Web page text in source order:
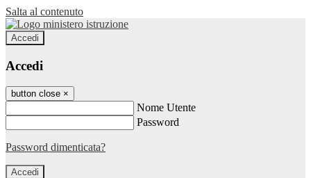
Salta al contenuto
Accedi
Accedi
button close ×
Nome Utente
Password
Password dimenticata?